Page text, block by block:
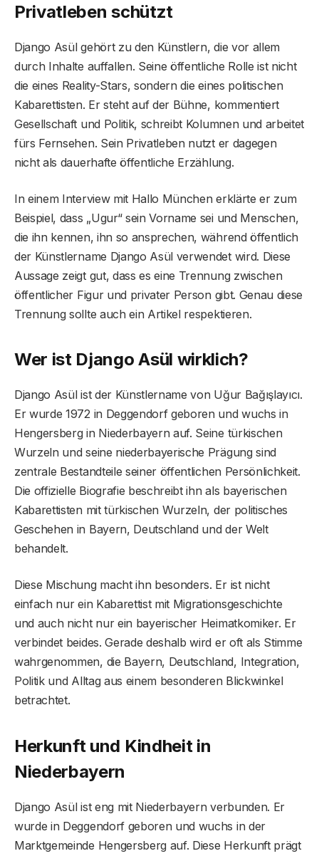
Privatleben schützt
Django Asül gehört zu den Künstlern, die vor allem
durch Inhalte auffallen. Seine öffentliche Rolle ist nicht
die eines Reality-Stars, sondern die eines politischen
Kabarettisten. Er steht auf der Bühne, kommentiert
Gesellschaft und Politik, schreibt Kolumnen und arbeitet
fürs Fernsehen. Sein Privatleben nutzt er dagegen
nicht als dauerhafte öffentliche Erzählung.
In einem Interview mit Hallo München erklärte er zum
Beispiel, dass „Ugur“ sein Vorname sei und Menschen,
die ihn kennen, ihn so ansprechen, während öffentlich
der Künstlername Django Asül verwendet wird. Diese
Aussage zeigt gut, dass es eine Trennung zwischen
öffentlicher Figur und privater Person gibt. Genau diese
Trennung sollte auch ein Artikel respektieren.
Wer ist Django Asül wirklich?
Django Asül ist der Künstlername von Uğur Bağışlayıcı.
Er wurde 1972 in Deggendorf geboren und wuchs in
Hengersberg in Niederbayern auf. Seine türkischen
Wurzeln und seine niederbayerische Prägung sind
zentrale Bestandteile seiner öffentlichen Persönlichkeit.
Die offizielle Biografie beschreibt ihn als bayerischen
Kabarettisten mit türkischen Wurzeln, der politisches
Geschehen in Bayern, Deutschland und der Welt
behandelt.
Diese Mischung macht ihn besonders. Er ist nicht
einfach nur ein Kabarettist mit Migrationsgeschichte
und auch nicht nur ein bayerischer Heimatkomiker. Er
verbindet beides. Gerade deshalb wird er oft als Stimme
wahrgenommen, die Bayern, Deutschland, Integration,
Politik und Alltag aus einem besonderen Blickwinkel
betrachtet.
Herkunft und Kindheit in
Niederbayern
Django Asül ist eng mit Niederbayern verbunden. Er
wurde in Deggendorf geboren und wuchs in der
Marktgemeinde Hengersberg auf. Diese Herkunft prägt